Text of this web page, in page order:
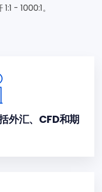
- 1000:1。
外汇、CFD和期